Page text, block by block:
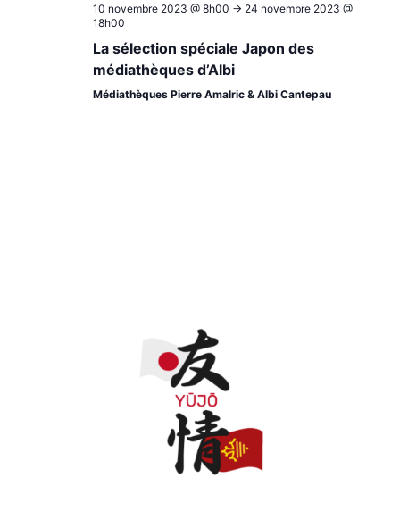
10 novembre 2023 @ 8h00 -> 24 novembre 2023 @
18h00
La sélection spéciale Japon des
médiathèques d’Albi
Médiathèques Pierre Amalric & Albi Cantepau